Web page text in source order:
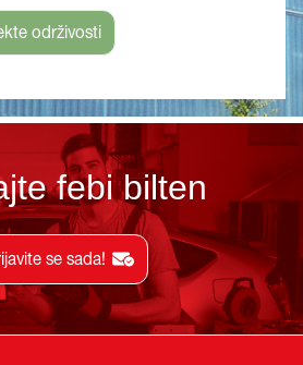
održivosti
febi bilten
se sada!